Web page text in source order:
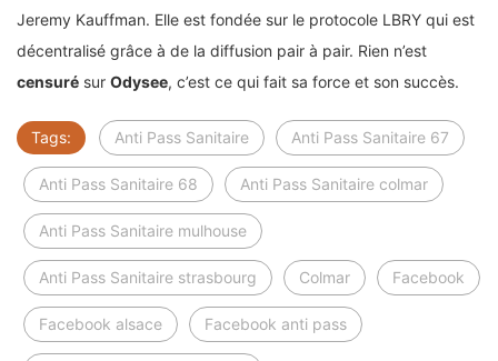
Jeremy Kauffman. Elle est fondée sur le protocole LBRY qui est
décentralisé grâce à de la diffusion pair à pair. Rien n’est
censuré sur Odysee, c’est ce qui fait sa force et son succès.
Tags: Anti Pass Sanitaire Anti Pass Sanitaire 67
Anti Pass Sanitaire 68 Anti Pass Sanitaire colmar
Anti Pass Sanitaire mulhouse
Anti Pass Sanitaire strasbourg Colmar Facebook
Facebook alsace Facebook anti pass